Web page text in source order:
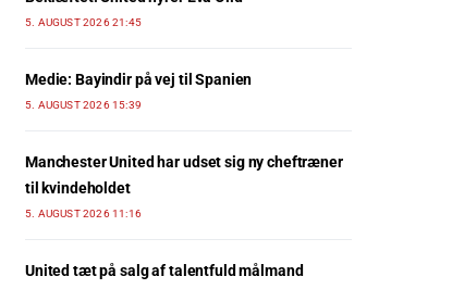
5. AUGUST 2026 21:45
Medie: Bayindir på vej til Spanien
5. AUGUST 2026 15:39
Manchester United har udset sig ny cheftræner
til kvindeholdet
5. AUGUST 2026 11:16
United tæt på salg af talentfuld målmand